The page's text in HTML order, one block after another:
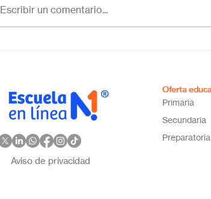
Necesito una secundaria
Escribir un comentario...
Aviso de privacidad
Oferta
Primaria
Secundaria
Preparatoria